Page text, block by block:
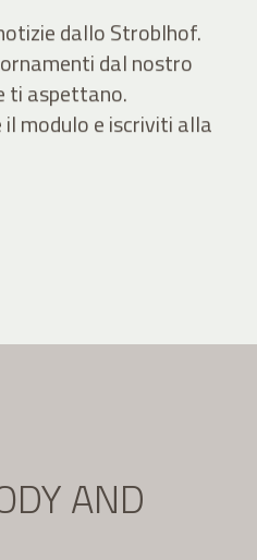
dallo Stroblhof.
dal nostro
ti aspettano.
modulo e iscriviti alla
AND